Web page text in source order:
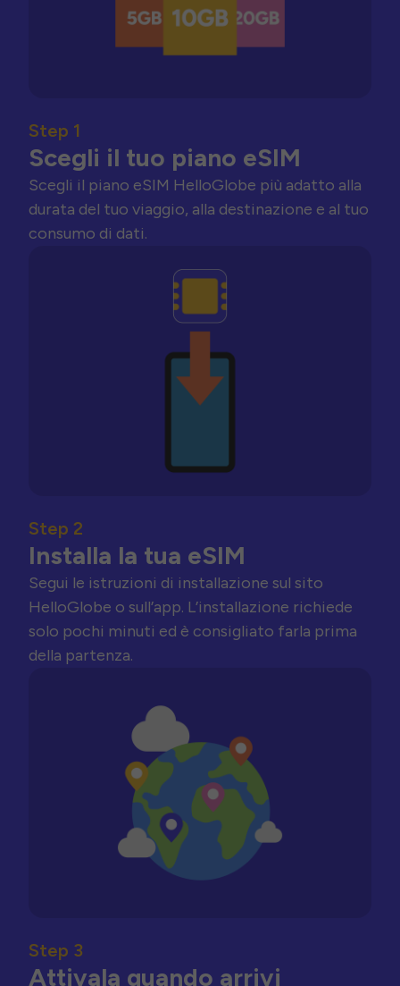
Step 1
Scegli il tuo piano eSIM
Scegli il piano eSIM HelloGlobe più adatto alla
durata del tuo viaggio, alla destinazione e al tuo
consumo di dati.
Step 2
Installa la tua eSIM
Segui le istruzioni di installazione sul sito
HelloGlobe o sull’app. L’installazione richiede
solo pochi minuti ed è consigliato farla prima
della partenza.
Step 3
Attivala quando arrivi